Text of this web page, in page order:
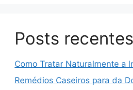
Posts recentes
Como Tratar Naturalmente a
Remédios Caseiros para da